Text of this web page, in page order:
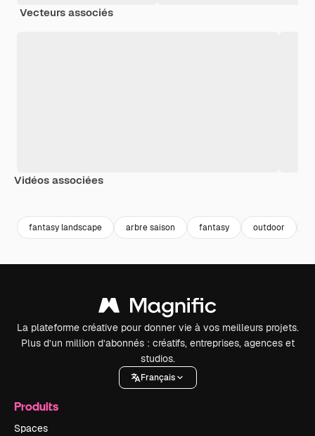
Vecteurs associés
Vidéos associées
fantasy landscape arbre saison fantasy outdoor
La plateforme créative pour donner vie à vos meilleurs projets.
Plus d’un million d’abonnés : créatifs, entreprises, agences et
studios.
Français
Produits
Spaces